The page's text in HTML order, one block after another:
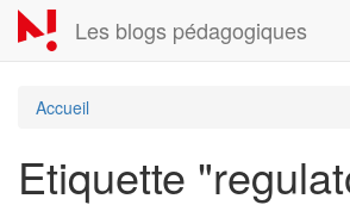
Aller
au
contenu
Les blogs pédagogiques
Accueil
Etiquette